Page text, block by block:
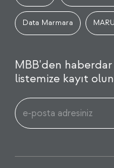
Data Marmara
MBB'den
listemize kayıt